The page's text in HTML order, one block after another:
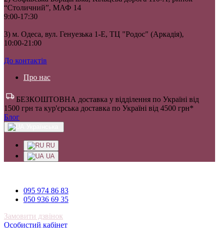
“Столичний”, МАФ 14
9:00-17:30
3) м. Одеса, вул. Генуезька 1-Е, ТЦ "Родос" (Аркадія),
10:00-21:00
До контактів
Про нас
БЕЗКОШТОВНА доставка у відділення по Україні від
1500 грн та кур'єрська доставка по Україні від 4500 грн*
Блог
RU
UA
095 974 86 83
050 936 69 35
Замовити дзвінок
Особистий кабінет